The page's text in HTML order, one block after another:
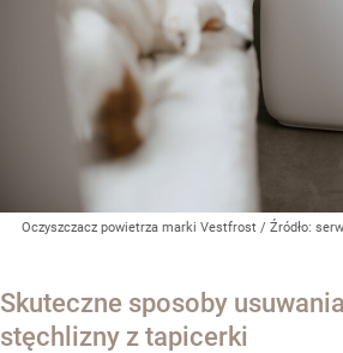
Oczyszczacz powietrza marki Vestfrost / Źródło:
Skuteczne sposoby
stęchlizny z tapicerki